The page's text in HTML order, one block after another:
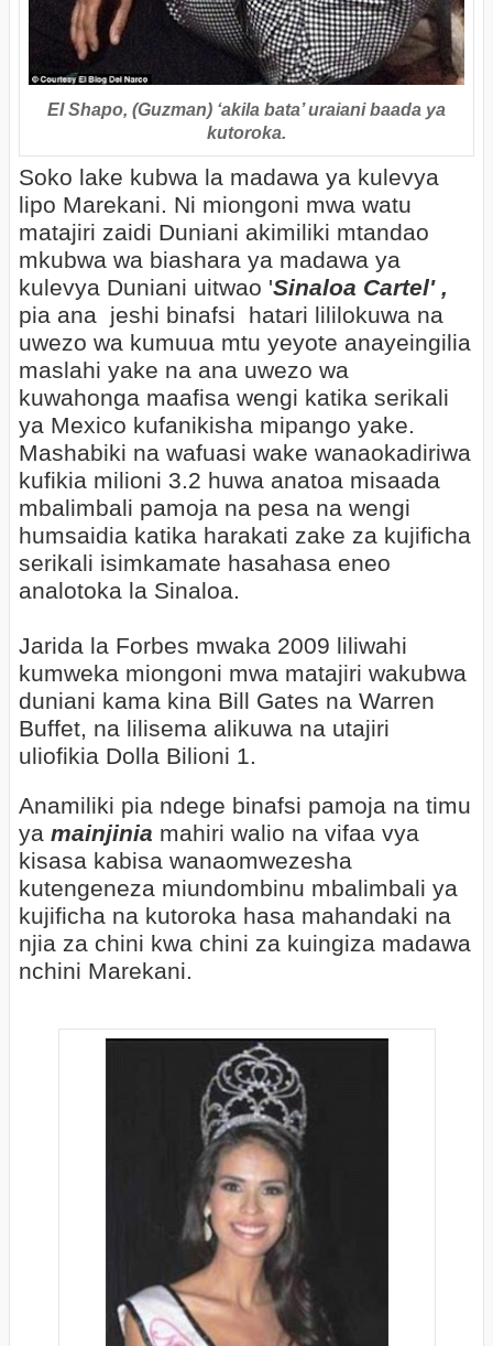
El Shapo, (Guzman) ‘akila bata’ uraiani baada ya
kutoroka.
Soko lake kubwa la madawa ya kulevya
lipo Marekani. Ni miongoni mwa watu
matajiri zaidi Duniani akimiliki mtandao
mkubwa wa biashara ya madawa ya
kulevya Duniani uitwao 'Sinaloa Cartel' ,
pia ana jeshi binafsi hatari lililokuwa na
uwezo wa kumuua mtu yeyote anayeingilia
maslahi yake na ana uwezo wa
kuwahonga maafisa wengi katika serikali
ya Mexico kufanikisha mipango yake.
Mashabiki na wafuasi wake wanaokadiriwa
kufikia milioni 3.2 huwa anatoa misaada
mbalimbali pamoja na pesa na wengi
humsaidia katika harakati zake za kujificha
serikali isimkamate hasahasa eneo
analotoka la Sinaloa.
Jarida la Forbes mwaka 2009 liliwahi
kumweka miongoni mwa matajiri wakubwa
duniani kama kina Bill Gates na Warren
Buffet, na lilisema alikuwa na utajiri
uliofikia Dolla Bilioni 1.
Anamiliki pia ndege binafsi pamoja na timu
ya mainjinia mahiri walio na vifaa vya
kisasa kabisa wanaomwezesha
kutengeneza miundombinu mbalimbali ya
kujificha na kutoroka hasa mahandaki na
njia za chini kwa chini za kuingiza madawa
nchini Marekani.